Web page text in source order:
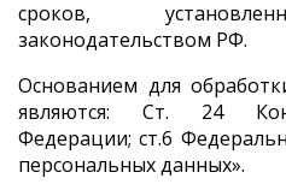
сроков,
законодательством РФ.
Основанием для
являются: Ст. 24
Федерации; ст.6
персональных данных».